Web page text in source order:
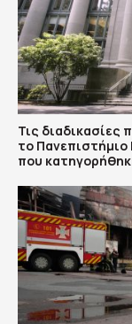
Τις
το Πανεπιστήμιο
που